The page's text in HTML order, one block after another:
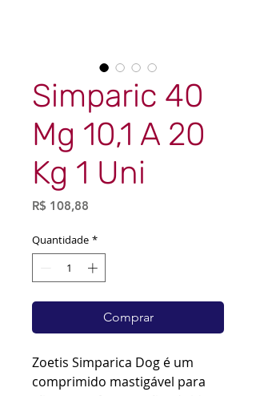
Simparic 40
Mg 10,1 A 20
Kg 1 Uni
R$ 108,88
Quantidade *
Comprar
Zoetis Simparica Dog é um
comprimido mastigável para